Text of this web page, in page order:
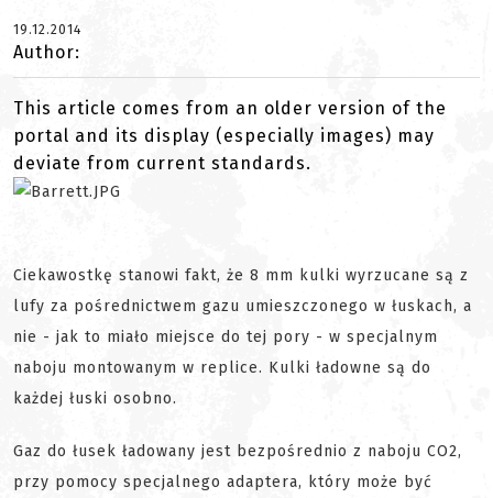
19.12.2014
Author:
This article comes from an older version of the
portal and its display (especially images) may
deviate from current standards.
Ciekawostkę stanowi fakt, że 8 mm kulki wyrzucane są z
lufy za pośrednictwem gazu umieszczonego w łuskach, a
nie - jak to miało miejsce do tej pory - w specjalnym
naboju montowanym w replice. Kulki ładowne są do
każdej łuski osobno.
Gaz do łusek ładowany jest bezpośrednio z naboju CO2,
przy pomocy specjalnego adaptera, który może być